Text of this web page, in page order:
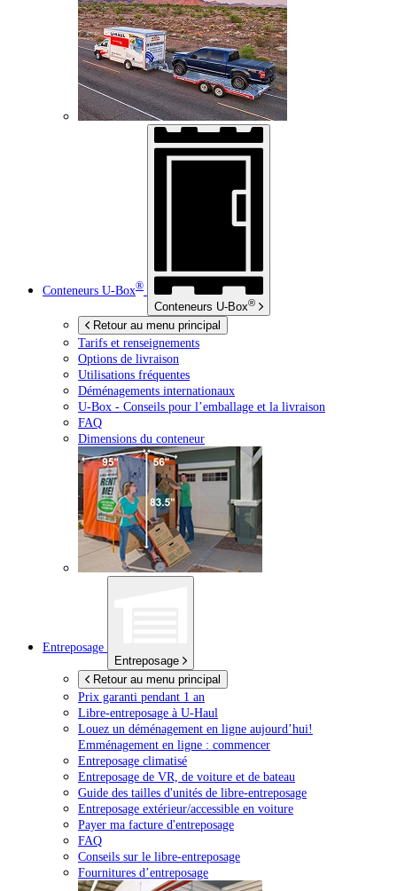
Conteneurs U-Box®
Conteneurs U-Box®
Retour au menu principal
Tarifs et renseignements
Options de livraison
Utilisations fréquentes
Déménagements internationaux
U-Box - Conseils pour l’emballage et la livraison
FAQ
Dimensions du conteneur
Entreposage
Entreposage
Retour au menu principal
Prix garanti pendant 1 an
Libre-entreposage à U-Haul
Louez un déménagement en ligne aujourd’hui!
Emménagement en ligne : commencer
Entreposage climatisé
Entreposage de VR, de voiture et de bateau
Guide des tailles d'unités de libre-entreposage
Entreposage extérieur/accessible en voiture
Payer ma facture d'entreposage
FAQ
Conseils sur le libre-entreposage
Fournitures d’entreposage